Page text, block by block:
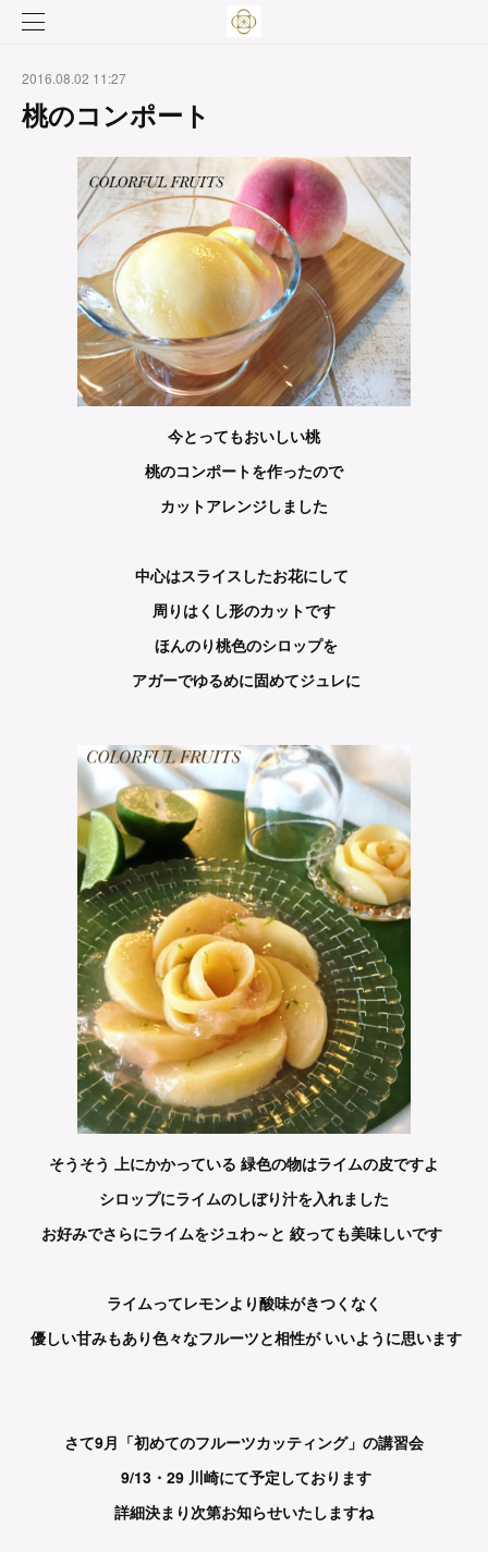
2016.08.02 11:27
桃のコンポート
今とってもおいしい桃
桃のコンポートを作ったので
カットアレンジしました
中心はスライスしたお花にして
周りはくし形のカットです
ほんのり桃色のシロップを
アガーでゆるめに固めてジュレに
そうそう 上にかかっている 緑色の物はライムの皮ですよ
シロップにライムのしぼり汁を入れました
お好みでさらにライムをジュわ～と 絞っても美味しいです
ライムってレモンより酸味がきつくなく
優しい甘みもあり色々なフルーツと相性が いいように思います
さて9月「初めてのフルーツカッティング」の講習会
9/13・29 川崎にて予定しております
詳細決まり次第お知らせいたしますね